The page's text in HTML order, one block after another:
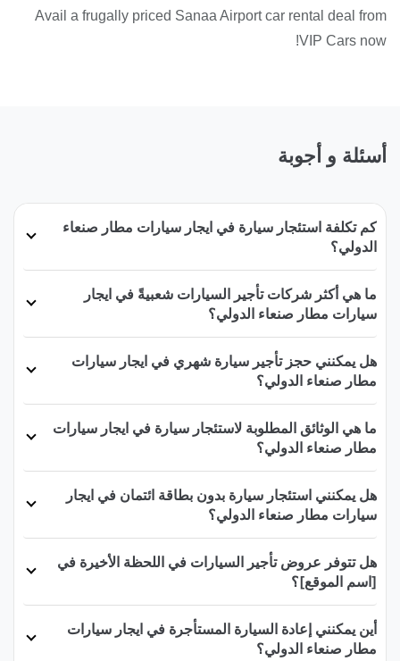
Avail a frugally priced Sanaa Airport car rental deal from
VIP Cars now!
أسئلة و أجوبة
كم تكلفة استئجار سيارة في ايجار سيارات مطار صنعاء
الدولي؟
ما هي أكثر شركات تأجير السيارات شعبيةً في ايجار
سيارات مطار صنعاء الدولي؟
هل يمكنني حجز تأجير سيارة شهري في ايجار سيارات
مطار صنعاء الدولي؟
ما هي الوثائق المطلوبة لاستئجار سيارة في ايجار سيارات
مطار صنعاء الدولي؟
هل يمكنني استئجار سيارة بدون بطاقة ائتمان في ايجار
سيارات مطار صنعاء الدولي؟
هل تتوفر عروض تأجير السيارات في اللحظة الأخيرة في
[اسم الموقع]؟
أين يمكنني إعادة السيارة المستأجرة في ايجار سيارات
مطار صنعاء الدولي؟